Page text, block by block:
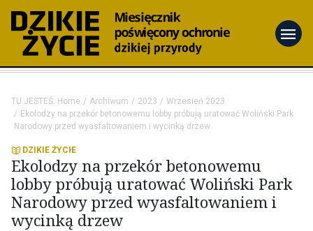
menu
TU JESTEŚ: Home Archiwum 2023
Wrzesień 2023
Ekolodzy na przekór betonowemu lobby próbują uratować Woliński Park
Narodowy przed wyasfaltowaniem i wycinką drzew
DZIKIE ŻYCIE
Ekolodzy na przekór betonowemu
lobby próbują uratować Woliński Park
Narodowy przed wyasfaltowaniem i
wycinką drzew